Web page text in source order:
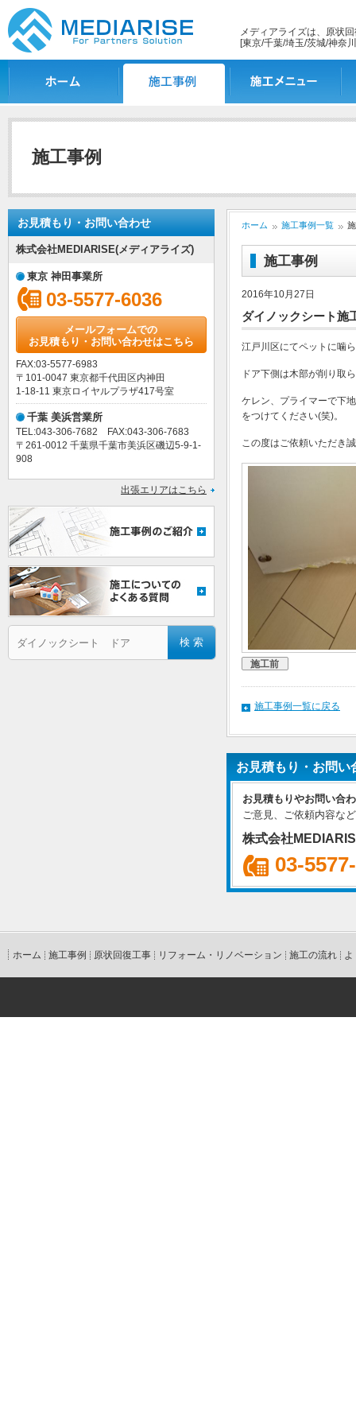
メディアライズは、原状
[東京/千葉/埼玉/茨城/神奈
施工事例
お見積もり・お問い合わせ
株式会社MEDIARISE(メディアライズ)
東京 神田事業所
03-5577-6036
メールフォームでの
お見積もり・お問い合わせはこちら
FAX:03-5577-6983
〒101-0047 東京都千代田区内神田
1-18-11 東京ロイヤルプラザ417号室
千葉 美浜営業所
TEL:043-306-7682 FAX:043-306-7683
〒261-0012 千葉県千葉市美浜区磯辺5-9-1-
908
出張エリアはこちら
ホーム 施工事例一覧
施工事例
2016年10月27日
ダイノックシート施
江戸川区にてペットに噛
ドア下側は木部が削り取
ケレン、プライマーで下
をつけてください(笑)。
この度はご依頼いただき
施工前
施工事例一覧に戻る
お見積もり・お問い
お見積もりやお問い合
ご意見、ご依頼内容な
株式会社
03-
ホーム 施工事例 原状回復工事 リフォーム・リノベーション 施工の流れ よ